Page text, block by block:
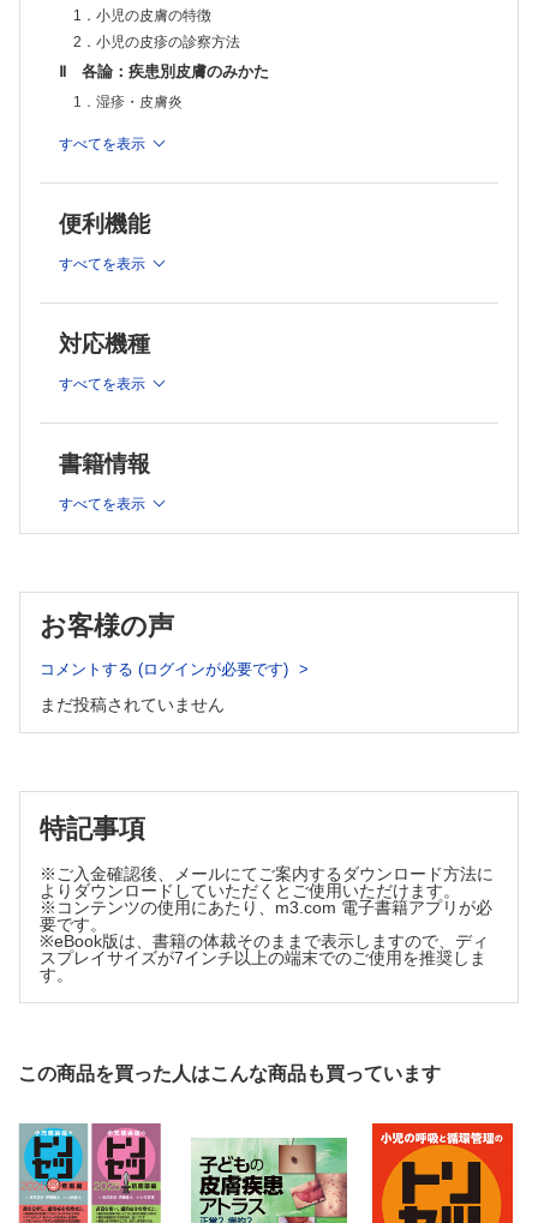
5）単純性疱疹
6）Kaposi水痘様発疹症
7）伝染性紅斑
8）手足口病
9）Gianotti-Crosti症候群
d．昆虫などによる皮膚炎
2）虫刺症・毛虫皮膚炎
a．蕁麻疹
c．血管性浮腫
4．紅斑・紅皮症
a．多形滲出性紅斑
b．結節性紅斑
5．膠原病とその類症
1）新生児エリテマトーデス
b．皮膚筋炎
d．Sjögren症候群
e．若年性特発性関節炎
6．血管炎
a．IgA血管炎（アナフィラクトイド紫斑病）
b．川崎病
c．Behçet病
8．光線性皮膚疾患
b．種痘様水疱症
d．色素性乾皮症
9．薬疹
a．播種状紅斑丘疹型薬疹
b．固定薬疹型
c．Stevens-Johnson症候群・中毒性表皮壊死症
d．その他の薬疹
10．水疱症
11．角化症
2）X連鎖性魚鱗癬
3）道化師様魚鱗癬
4）葉状魚鱗癬
5）先天性魚鱗癬様紅皮症
1．小児の皮膚の特徴
2．小児の皮疹の診察方法
Ⅱ 各論：疾患別皮膚のみかた
1．湿疹・皮膚炎
1）乳児期
2）小児期（幼児期・学童期）
b．接触皮膚炎
c．おむつ皮膚炎
d．乳児脂漏性皮膚炎
a．細菌感染症
2）癤・癤腫症
3）乳児多発性汗腺膿瘍（あせものより）
b．真菌感染症
1）白癬
1）疣贅（イボ）
②扁平疣贅
③尖圭コンジローマ
2）伝染性軟属腫（水イボ）
4）帯状疱疹
5）単純性疱疹
6）Kaposi水痘様発疹症
7）伝染性紅斑
8）手足口病
9）Gianotti-Crosti症候群
10）突発性発疹
1）疥癬
a．蕁麻疹
c．血管性浮腫
d．ストロフルス
e．自己炎症症候群
4．紅斑・紅皮症
すべてを表示
便利機能
すべてを表示
対応機種
すべてを表示
書籍情報
すべてを表示
お客様の声
コメントする (ログインが必要です)
まだ投稿されていません
特記事項
※ご入金確認後、メールにてご案内するダウンロード方法に
よりダウンロードしていただくとご使用いただけます。
※コンテンツの使用にあたり、m3.com 電子書籍アプリが必
要です。
※eBook版は、書籍の体裁そのままで表示しますので、ディ
スプレイサイズが7インチ以上の端末でのご使用を推奨しま
す。
この商品を買った人はこんな商品も買っています